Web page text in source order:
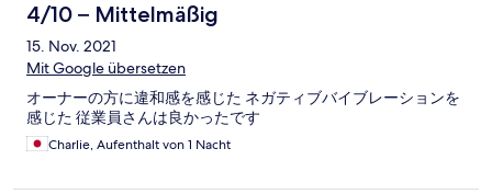
4/10 – Mittelmäßig
15. Nov. 2021
Mit Google übersetzen
オーナーの方に違和感を感じた ネガティブバイブレーションを
感じた 従業員さんは良かったです
Charlie, Aufenthalt von 1 Nacht